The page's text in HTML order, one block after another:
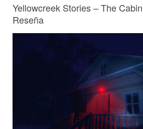
Yellowcreek Stories – The
Reseña